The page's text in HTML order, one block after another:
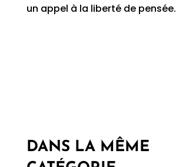
un appel à la liberté de pensée.
DANS LA MÊME